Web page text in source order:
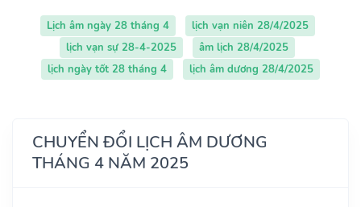
Lịch âm ngày 28 tháng 4
lịch vạn niên 28/4/2025
lịch vạn sự 28-4-2025
âm lịch 28/4/2025
lịch ngày tốt 28 tháng 4
lịch âm dương 28/4/2025
CHUYỂN ĐỔI LỊCH ÂM DƯƠNG
THÁNG 4 NĂM 2025